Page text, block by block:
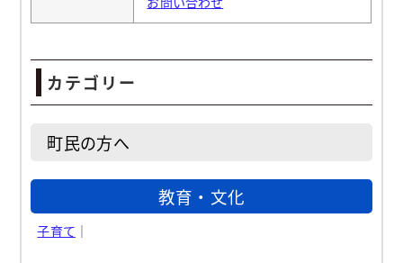
カテゴリー
町民の方へ
教育・文化
子育て ｜